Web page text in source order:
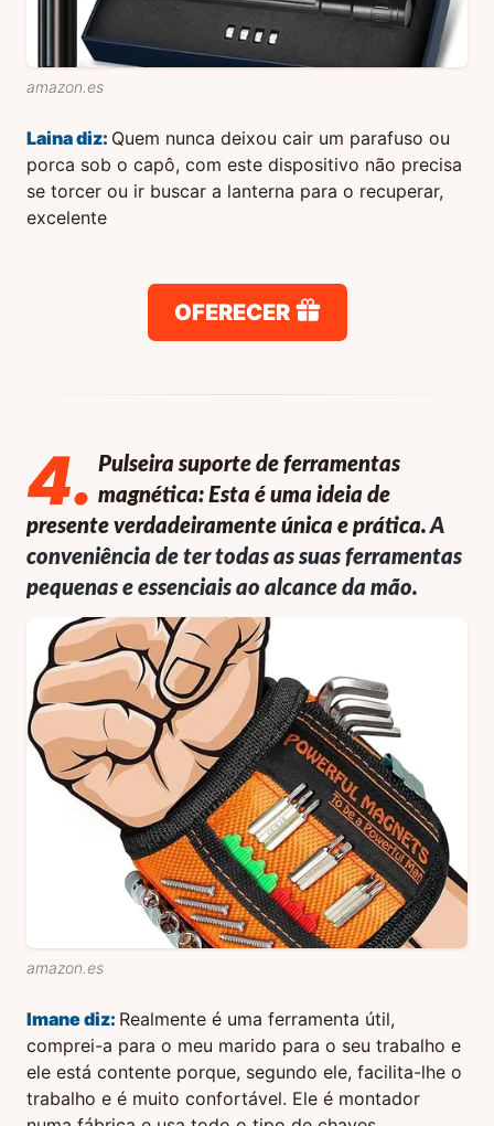
amazon.es
Lainadiz: Quem nunca deixou cair um parafuso ou
porca sob o capô, com este dispositivo não precisa
se torcer ou ir buscar a lanterna para o recuperar,
excelente
OFERECER
4. Pulseira suporte de ferramentas
magnética: Esta é uma ideia de
presente verdadeiramente única e prática.A
conveniência de ter todas as suas ferramentas
pequenas e essenciais ao alcance da mão.
amazon.es
Imanediz: Realmente é uma ferramenta útil,
comprei-a para o meu marido para o seu trabalho e
ele está contente porque, segundo ele, facilita-lhe o
trabalho e é muito confortável. Ele é montador